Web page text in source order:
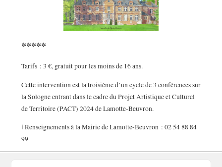
*****
Tarifs : 3 €, gratuit pour les moins de 16 ans.
Cette intervention est la troisième d’un cycle de 3 conférences sur
la Sologne entrant dans le cadre du Projet Artistique et Culturel
de Territoire (PACT) 2024 de Lamotte-Beuvron.
ℹ️ Renseignements à la Mairie de Lamotte-Beuvron : 02 54 88 84
99